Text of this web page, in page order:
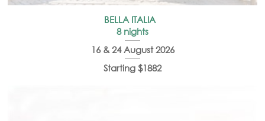
BELLA ITALIA
8 nights
16 & 24 August 2026
Starting $1882